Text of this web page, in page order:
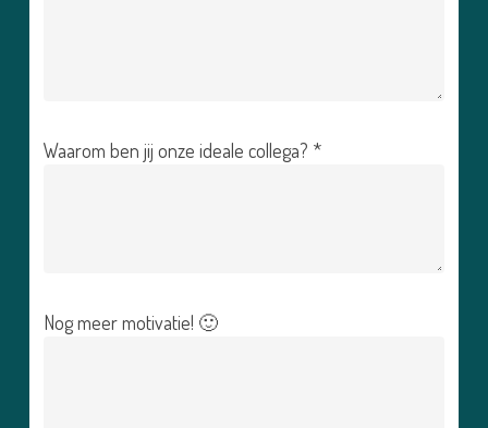
Waarom ben jij onze ideale collega? *
Nog meer motivatie! 🙂